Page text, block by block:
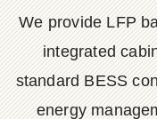
We provide LFP
integrated
standard BESS
energy